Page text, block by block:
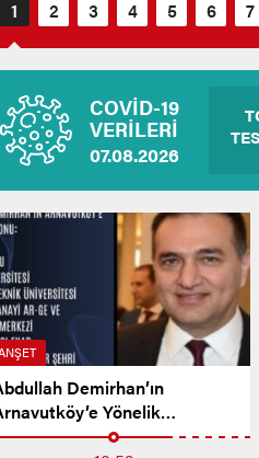
COVİD-19
VERİLERİ
07.08.2026
Demirhan’ın
Yönelik